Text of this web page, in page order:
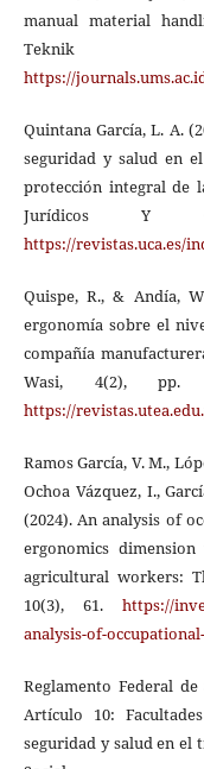
manual material
https://
Quintana García, L. A.
seguridad y salud en
protección integral de
Jurídicos Y
https://revistas.uca.es/
Quispe, R., & Andía,
ergonomía sobre el
compañía
Wasi, 4(2), pp.
https://
Ramos García, V. M.,
Ochoa Vázquez, I.,
(2024). An analysis of
ergonomics
agricultural workers:
10(3), 61.https://
analysis-of-
Reglamento Federal
Artículo 10:
seguridad y salud en el